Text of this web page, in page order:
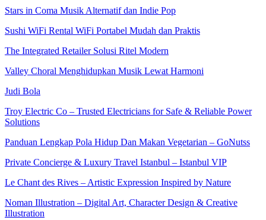
Stars in Coma Musik Alternatif dan Indie Pop
Sushi WiFi Rental WiFi Portabel Mudah dan Praktis
The Integrated Retailer Solusi Ritel Modern
Valley Choral Menghidupkan Musik Lewat Harmoni
Judi Bola
Troy Electric Co – Trusted Electricians for Safe & Reliable Power
Solutions
Panduan Lengkap Pola Hidup Dan Makan Vegetarian – GoNutss
Private Concierge & Luxury Travel Istanbul – Istanbul VIP
Le Chant des Rives – Artistic Expression Inspired by Nature
Noman Illustration – Digital Art, Character Design & Creative
Illustration